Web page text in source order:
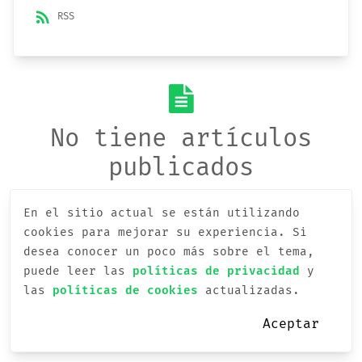
rss_feed RSS
No tiene artículos
publicados
En el sitio actual se están utilizando
cookies para mejorar su experiencia.
Si
desea conocer un poco más sobre el tema,
puede leer las políticas de privacidad
y
las políticas de cookies actualizadas.
Aceptar